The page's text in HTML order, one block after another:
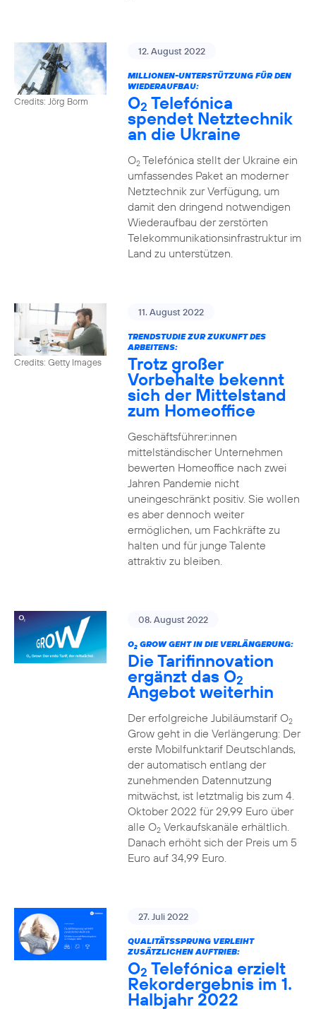
Credits: Jörg Borm
12. August 2022
MILLIONEN-UNTERSTÜTZUNG FÜR DEN
WIEDERAUFBAU:
O2 Telefónica
spendet Netztechnik
an die Ukraine
O2Telefónica stellt der Ukraine ein
umfassendes Paket an moderner
Netztechnik zur Verfügung, um
damit den dringend notwendigen
Wiederaufbau der zerstörten
Telekommunikationsinfrastruktur im
Land zu unterstützen.
Credits: Getty Images
11. August 2022
TRENDSTUDIE ZUR ZUKUNFT DES
ARBEITENS:
Trotz großer
Vorbehalte bekennt
sich der Mittelstand
zum Homeoffice
Geschäftsführer:innen
mittelständischer Unternehmen
bewerten Homeoffice nach zwei
Jahren Pandemie nicht
uneingeschränkt positiv. Sie wollen
es aber dennoch weiter
ermöglichen, um Fachkräfte zu
halten und für junge Talente
attraktiv zu bleiben.
08. August 2022
O2GROW GEHT IN DIE VERLÄNGERUNG:
Die Tarifinnovation
ergänzt das O2
Angebot weiterhin
Der erfolgreiche Jubiläumstarif O2
Grow geht in die Verlängerung: Der
erste Mobilfunktarif Deutschlands,
der automatisch entlang der
zunehmenden Datennutzung
mitwächst, ist letztmalig bis zum 4.
Oktober 2022 für 29,99 Euro über
alle O2Verkaufskanäle erhältlich.
Danach erhöht sich der Preis um 5
Euro auf 34,99 Euro.
27. Juli 2022
QUALITÄTSSPRUNG VERLEIHT
ZUSÄTZLICHEN AUFTRIEB:
O2 Telefónica erzielt
Rekordergebnis im 1.
Halbjahr 2022